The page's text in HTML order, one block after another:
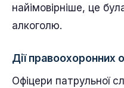
найімовірніше, це
алкоголю.
Дії правоохоронних
Офіцери патрульної